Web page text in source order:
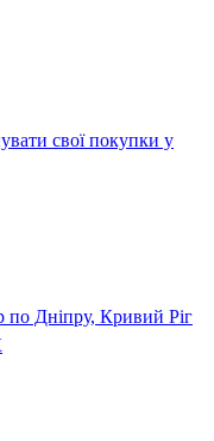
свої покупки у
по Дніпру, Кривий Ріг